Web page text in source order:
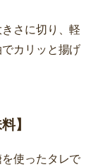
さに切り、軽
カリッと揚げ
】
使ったタレで